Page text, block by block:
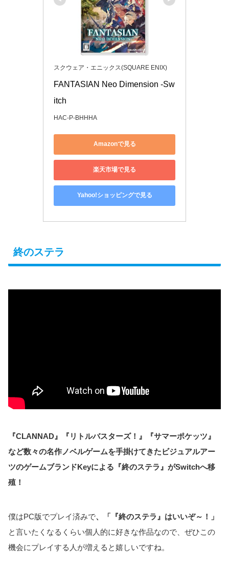
スクウェア・エニックス(SQUARE ENIX)
FANTASIAN Neo Dimension -Sw
itch
HAC-P-BHHHA
Amazonで見る
楽天市場で見る
Yahoo!ショッピングで見る
終のステラ
『CLANNAD』『リトルバスターズ！』『サマーポケッツ』
など数々の名作ノベルゲームを手掛けてきたビジュアルアー
ツのゲームブランドKeyによる『終のステラ』がSwitchへ移
殖！
僕はPC版でプレイ済みで、「『終のステラ』はいいぞ～！」
と言いたくなるくらい個人的に好きな作品なので、ぜひこの
機会にプレイする人が増えると嬉しいですね。